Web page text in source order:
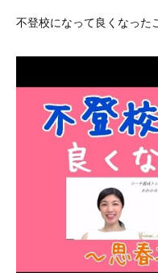
不登校になって良くなった